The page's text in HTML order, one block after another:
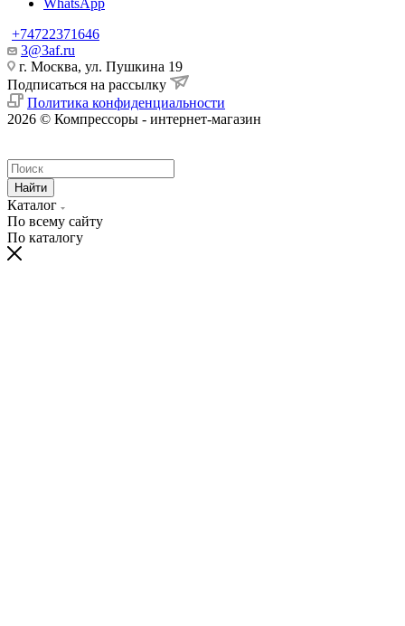
WhatsApp
+74722371646
3@3af.ru
г. Москва, ул. Пушкина 19
Подписаться на рассылку
Политика конфиденциальности
2026 © Компрессоры - интернет-магазин
Найти
Каталог
По всему сайту
По каталогу